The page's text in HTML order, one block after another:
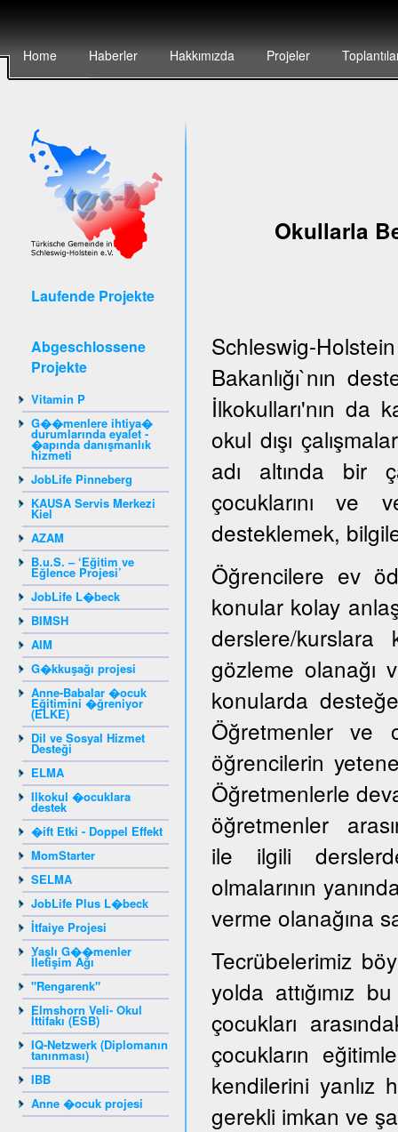
Home Haberler Hakkımızda Projeler
Laufende Projekte
Abgeschlossene
Projekte
Vitamin P
G��menlere ihtiya�
durumlarında eyalet -
�apında danışmanlık
hizmeti
JobLife Pinneberg
KAUSA Servis Merkezi
Kiel
AZAM
B.u.S. – ‘Eğitim ve
Eğlence Projesi’
JobLife L�beck
BIMSH
AIM
G�kkuşağı projesi
Anne-Babalar �ocuk
Eğitimini �ğreniyor
(ELKE)
Dil ve Sosyal Hizmet
Desteği
ELMA
Ilkokul �ocuklara
destek
�ift Etki - Doppel Effekt
MomStarter
SELMA
JobLife Plus L�beck
İtfaiye Projesi
Yaşlı G��menler
İletişim Ağı
"Rengarenk"
Elmshorn Veli- Okul
İttifakı (ESB)
IQ-Netzwerk (Diplomanın
tanınması)
IBB
Anne �ocuk projesi
Okullarla
Schleswig-
Bakanlığı`nın
İlkokulları'nın da
okul dışı
adı altında bir
çocuklarını ve
desteklemek,
Öğrencilere ev
konular kolay
derslere/kurslara
gözleme olanağı
konularda
Öğretmenler ve
öğrencilerin
Öğretmenlerle
öğretmenler
ile ilgili
olmalarının
verme olanağına
Tecrübelerimiz
yolda attığımız
çocukları
çocukların
kendilerini yanlız
gerekli imkan ve